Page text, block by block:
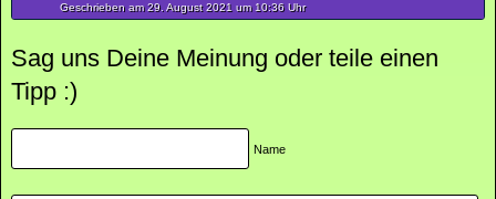
Geschrieben am 29. August2021 um 10:36 Uhr
Sag uns Deine Meinung oder teile einen
Tipp :)
Name